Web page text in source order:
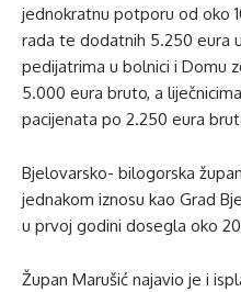
jednokratnu potporu od oko
rada te dodatnih 5.250 eura
pedijatrima u bolnici i Domu
5.000 eura bruto, a
pacijenata po 2.250 eura
Bjelovarsko- bilogorska
jednakom iznosu kao Grad
u prvoj godini dosegla oko
Župan Marušić najavio je i